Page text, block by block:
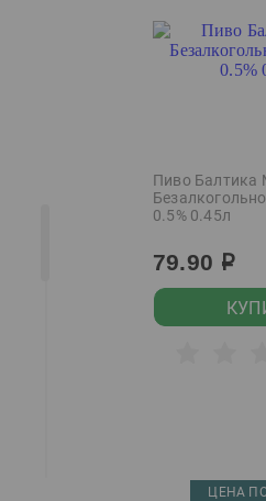
Пиво Балтика
0.5% 0.45л
79.90 р
ЦЕНА